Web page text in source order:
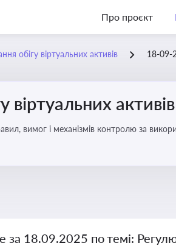
Про проєкт
обігу віртуальних активів 18-09-
віртуальних активів
вимог і механізмів контролю за
за 18.09.2025 по темі: